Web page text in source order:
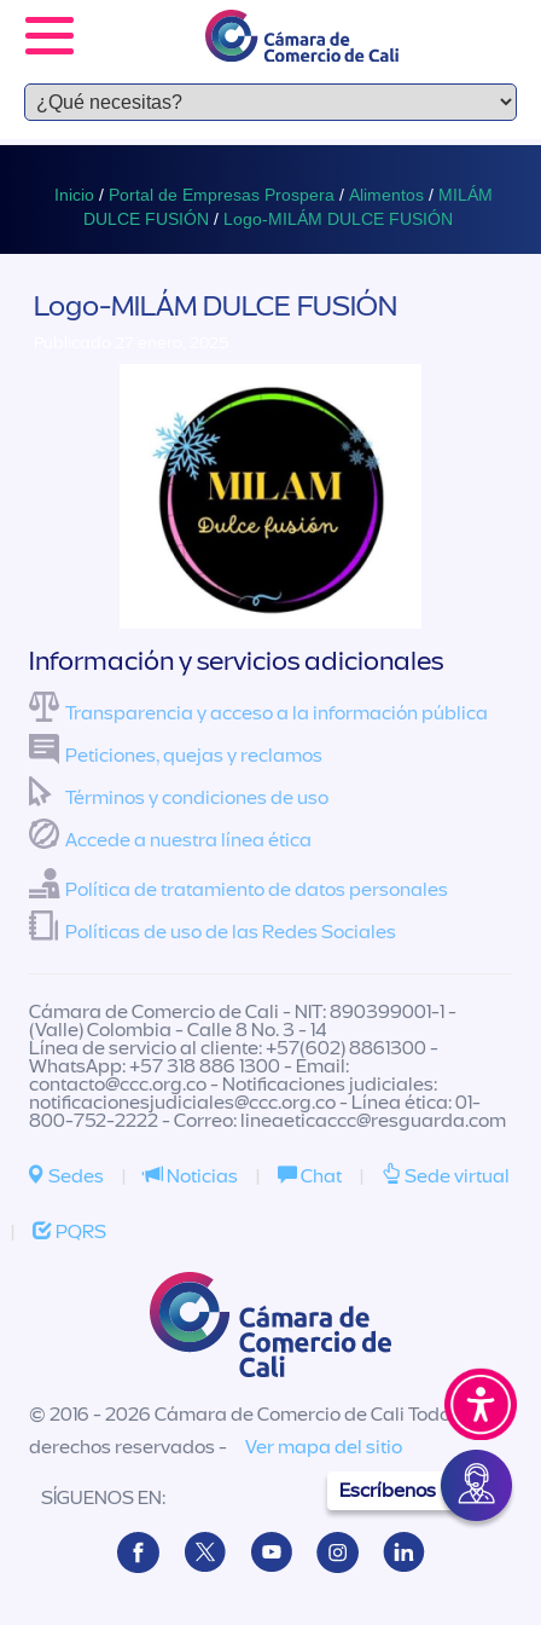
Inicio / Portal de Empresas Prospera / Alimentos / MILÁM
DULCE FUSIÓN / Logo-MILÁM DULCE FUSIÓN
Logo-MILÁM DULCE FUSIÓN
Escríbenos
Información y servicios adicionales
Transparencia y acceso a la información pública
Peticiones, quejas y reclamos
Términos y condiciones de uso
Accede a nuestra línea ética
Política de tratamiento de datos personales
Políticas de uso de las Redes Sociales
Cámara de Comercio de Cali - NIT: 890399001-1 -
(Valle) Colombia - Calle 8 No. 3 - 14
Línea de servicio al cliente: +57(602) 8861300 -
WhatsApp: +57 318 886 1300 - Email:
contacto@ccc.org.co- Notificaciones judiciales:
notificacionesjudiciales@ccc.org.co- Línea ética: 01-
800-752-2222 - Correo: lineaeticaccc@resguarda.com
Sedes | Noticias | Chat | Sede virtual
| PQRS
© 2016 - 2026 Cámara de Comercio de Cali Todos los
derechos reservados -
Ver mapa del sitio
SÍGUENOS EN: